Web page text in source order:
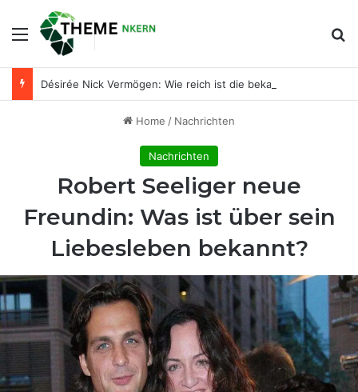
Menu
Home / Nachrichten
Nachrichten
Robert Seeliger neue
Freundin: Was ist über sein
Liebesleben bekannt?